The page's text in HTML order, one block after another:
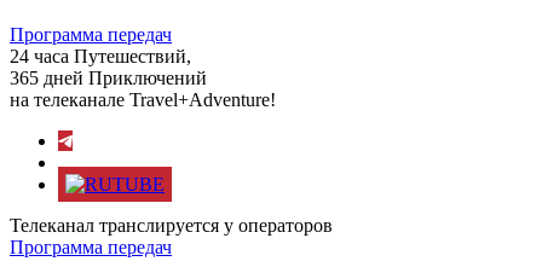
Программа передач
24 часа Путешествий,
365 дней Приключений
на телеканале Travel+Adventure!
Телеканал транслируется у операторов
Программа передач